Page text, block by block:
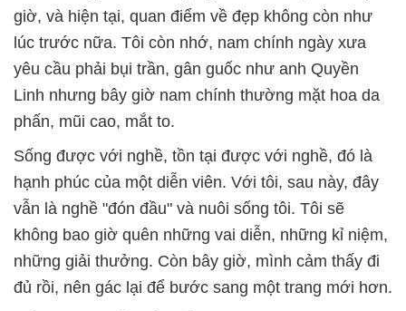
giờ, và hiện tại, quan điểm về đẹp không còn như
lúc trước nữa. Tôi còn nhớ, nam chính ngày xưa
yêu cầu phải bụi trần, gân guốc như anh Quyền
Linh nhưng bây giờ nam chính thường mặt hoa da
phấn, mũi cao, mắt to.
Sống được với nghề, tồn tại được với nghề, đó là
hạnh phúc của một diễn viên. Với tôi, sau này, đây
vẫn là nghề "đón đầu" và nuôi sống tôi. Tôi sẽ
không bao giờ quên những vai diễn, những kỉ niệm,
những giải thưởng. Còn bây giờ, mình cảm thấy đi
đủ rồi, nên gác lại để bước sang một trang mới hơn.